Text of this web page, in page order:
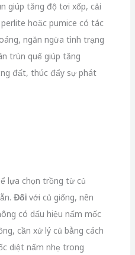
giúp tăng độ tơi xốp, cải
hoặc pumice có tác
ngăn ngừa tình trạng
trùn quế giúp tăng
đất, thúc đẩy sự phát
lựa chọn trồng từ củ
Đốivới củ giống, nên
có dấu hiệu nấm mốc
cần xử lý củ bằng cách
diệt nấm nhẹ trong